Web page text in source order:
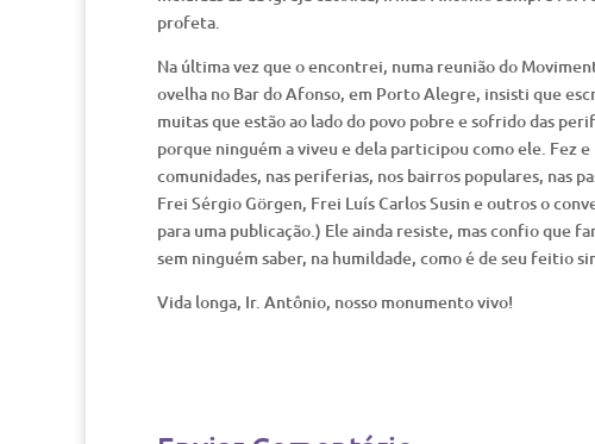
profeta.
Na última vez que o encontrei, numa reunião do
ovelha no Bar do Afonso, em Porto Alegre, insisti que
muitas que estão ao lado do povo pobre e sofrido das
porque ninguém a viveu e dela participou como ele. Fez
comunidades, nas periferias, nos bairros populares, nas
Frei Sérgio Görgen, Frei Luís Carlos Susin e outros o
para uma publicação.) Ele ainda resiste, mas confio que
sem ninguém saber, na humildade, como é de seu feitio
Vida longa, Ir. Antônio, nosso monumento vivo!